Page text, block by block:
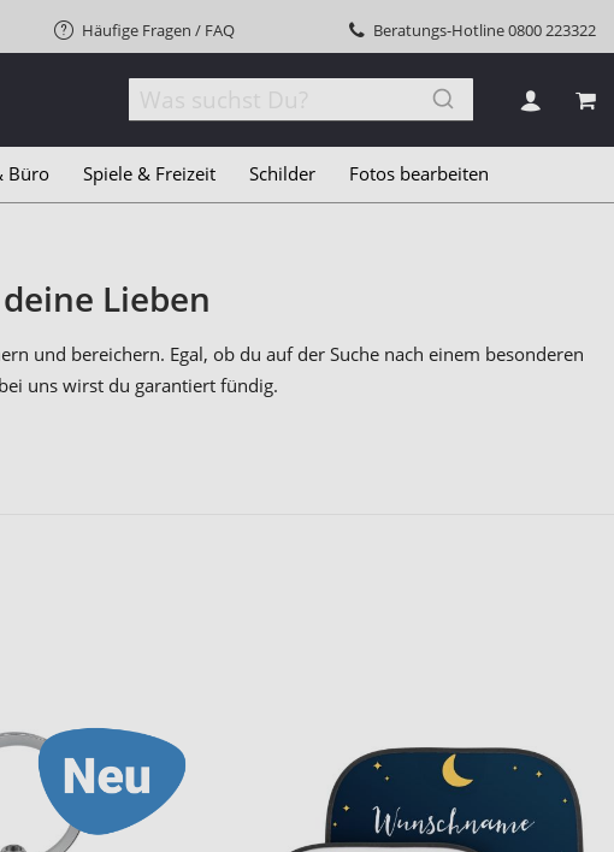
Häufige Fragen / FAQ Beratungs-Hotline0800 223322
Büro Spiele & Freizeit Schilder Fotos bearbeiten
Lieben
und bereichern. Egal, ob du auf der Suche nach einem besonderen
uns wirst du garantiert fündig.